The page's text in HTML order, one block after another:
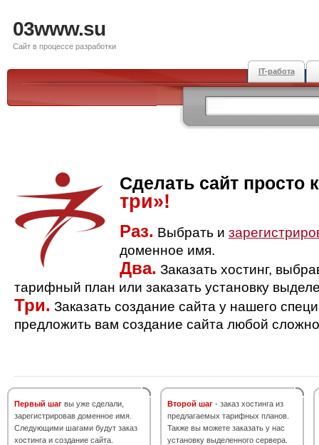
03www.su
Сайт в процессе разработки
IT-работа
Сделать сайт просто
три»!
Раз. Выбрать и
доменное имя.
Два. Заказать хостинг,
тарифный план или заказать установку
Три. Заказать создание сайта у нашего
предложить вам создание сайта любой
Первый шаг вы уже сделали,
зарегистрировав доменное имя.
Следующими шагами будут заказ
хостинга и создание сайта.
Второй шаг - заказ хостинга из
предлагаемых тарифных планов.
Также вы можете заказать у нас
установку выделенного сервера.